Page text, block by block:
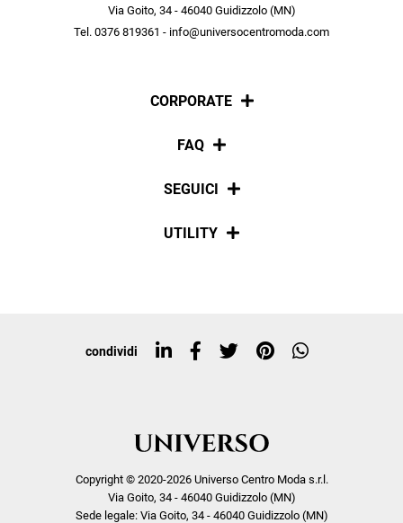
Via Goito, 34 - 46040 Guidizzolo (MN)
Tel. 0376 819361 - info@universocentromoda.com
CORPORATE
Chi siamo
FAQ
Pagamenti
SEGUICI
Social
UTILITY
Top ricerche
condividi
Copyright © 2020-2026 Universo Centro Moda s.r.l.
Via Goito, 34 - 46040 Guidizzolo (MN)
Sede legale: Via Goito, 34 - 46040 Guidizzolo (MN)
scopri in anteprima le offerte in esclusiva a te riservate.
ISCRIVITI